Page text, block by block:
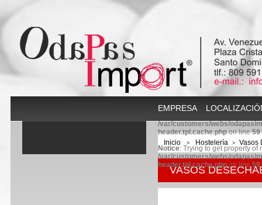
EMPRESA
/var/customers/webs/
header.tpl.cache.phpon line59
Notice: Trying to get property of
/var/customers/webs/
header.tpl.cache.phpon line59
Inicio > Hostelería > Vasos
VASOS